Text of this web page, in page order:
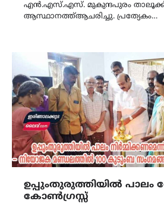
എൻ.എസ്.എസ്. മുകുന്ദപുരം
ആസ്ഥാനത്ത്ആചരിച്ചു. പ്രത്യേകം…
ഉപ്പുംതുരുത്തിയിൽ പാലം
കോൺഗ്രസ്സ്